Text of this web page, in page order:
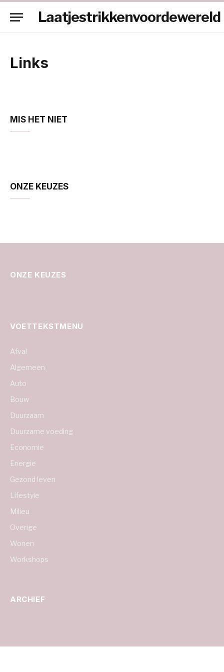
Laatjestrikkenvoordewereld
Links
MIS HET NIET
ONZE KEUZES
ONZE KEUZES
VOETTEKSTMENU
Afval
Algemeen
Auto
Bouw
Duurzaam
Duurzame voeding
Economie
Energie
Gezond leven
Lifestyle
Milieu
Overige
Wonen
Workshops
ARCHIEF